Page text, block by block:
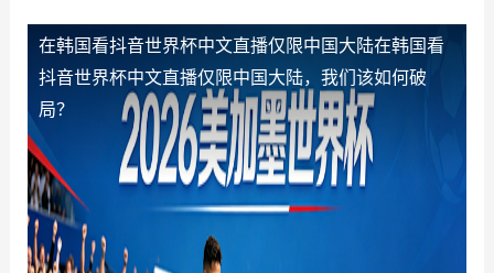
在韩国看抖音世界杯中文直播仅限中国大陆在韩国看
抖音世界杯中文直播仅限中国大陆，我们该如何破
局？